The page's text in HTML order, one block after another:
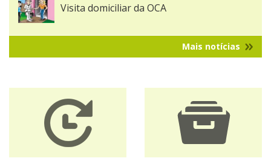
Visita domiciliar da OCA
Mais notícias